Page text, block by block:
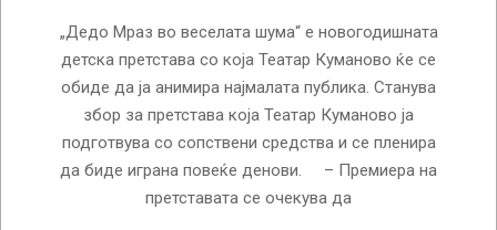
„Дедо Мраз во веселата шума“ е новогодишната
детска претстава со која Театар Куманово ќе се
обиде да ја анимира најмалата публика. Станува
збор за претстава која Театар Куманово ја
подготвува со сопствени средства и се пленира
да биде играна повеќе денови. – Премиера на
претставата се очекува да